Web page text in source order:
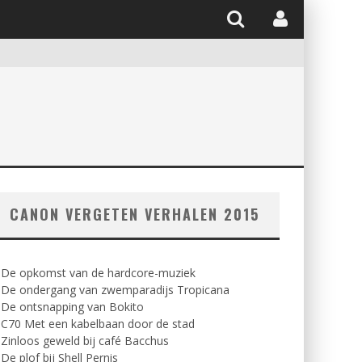
CANON VERGETEN VERHALEN 2015
De opkomst van de hardcore-muziek
ondergang van zwemparadijs Tropicana
ontsnapping van Bokito
Met een kabelbaan door de stad
geweld bij café Bacchus
plof bij Shell Pernis